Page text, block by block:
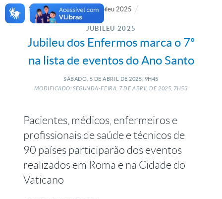
Notícias Especial Jubileu 2025
JUBILEU 2025
Jubileu dos Enfermos marca o 7º
na lista de eventos do Ano Santo
SÁBADO, 5 DE ABRIL DE 2025, 9H45
MODIFICADO: SEGUNDA-FEIRA, 7DEABRIL DE2025, 7H53
Pacientes, médicos, enfermeiros e
profissionais de saúde e técnicos de
90 países participarão dos eventos
realizados em Roma e na Cidade do
Vaticano